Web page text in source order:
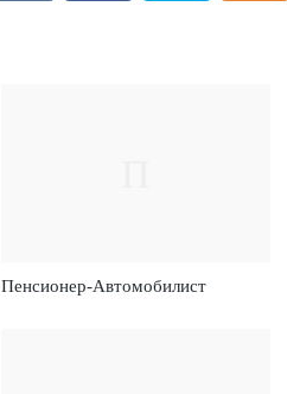
Пенсионер-Автомобилист